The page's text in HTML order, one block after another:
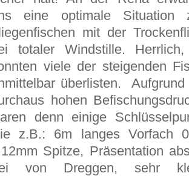
eine optimale Situation
mit der
totaler Windstille.
viele der steigenden
überlisten. Aufgrund
hohen
denn einige
z.B.: 6m langes Vorfach
Spitze, Präsentation
von Dreggen, sehr